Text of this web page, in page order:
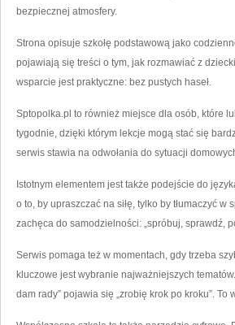
bezpiecznej atmosfery.
Strona opisuje szkołę podstawową jako
pojawiają się treści o tym, jak rozmawiać z
wsparcie jest praktyczne: bez pustych haseł.
Sptopolka.pl to również miejsce dla osób, które
tygodnie, dzięki którym lekcje mogą stać się
serwis stawia na odwołania do sytuacji
Istotnym elementem jest także podejście do
o to, by upraszczać na siłę, tylko by tłumaczyć
zachęca do samodzielności: „spróbuj, sprawdź,
Serwis pomaga też w momentach, gdy trzeba
kluczowe jest wybranie najważniejszych
dam rady” pojawia się „zrobię krok po kroku”.